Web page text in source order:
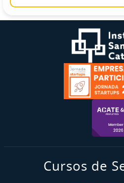
Cursos de